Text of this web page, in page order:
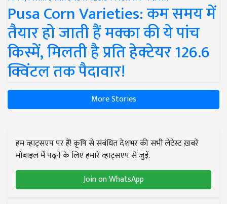
Pusa Corn Varieties: कम समय में
तैयार हो जाती हैं मक्का की ये पांच
किस्में, मिलती है प्रति हेक्टेयर 126.6
क्विंटल तक पैदावार!
More Stories
हम व्हाट्सएप पर हैं! कृषि से संबंधित देशभर की सभी लेटेस्ट ख़बरें
मोबाइल में पढ़ने के लिए हमारे व्हाट्सएप से जुड़ें.
Join on WhatsApp